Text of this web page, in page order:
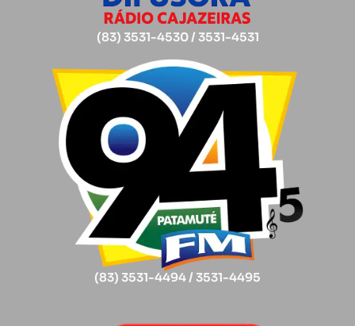
(83) 3531-4530 / 3531-4531
(83) 3531-4494 / 3531-4495